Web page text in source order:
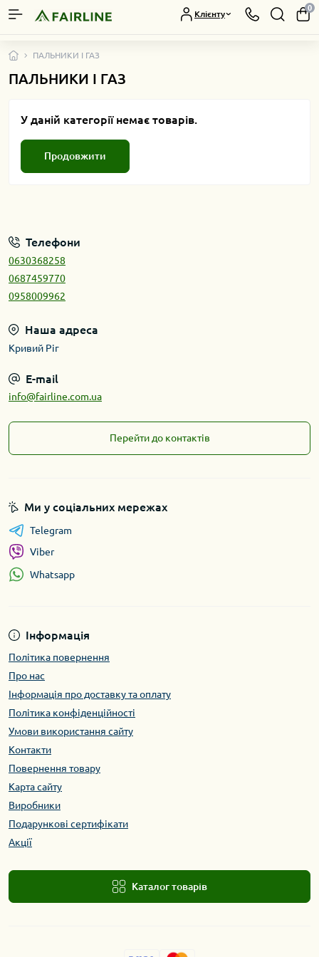
Клієнту
0
ПАЛЬНИКИ І ГАЗ
ПАЛЬНИКИ І ГАЗ
У даній категорії немає товарів.
Продовжити
Телефони
0630368258
0687459770
0958009962
Наша адреса
Кривий Ріг
E-mail
info@fairline.com.ua
Перейти до контактів
Інформація
Політика повернення
Про нас
Інформація про доставку та оплату
Політика конфіденційності
Умови використання сайту
Контакти
Повернення товару
Карта сайту
Виробники
Подарункові сертифікати
Акції
Каталог товарів
Ми у соціальних мережах
Telegram
Viber
Whatsapp